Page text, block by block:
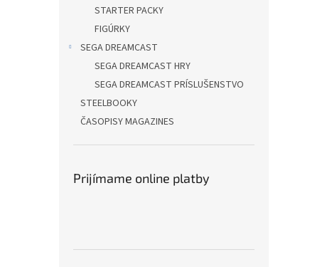
STARTER PACKY
FIGÚRKY
SEGA DREAMCAST
SEGA DREAMCAST HRY
SEGA DREAMCAST PRÍSLUŠENSTVO
STEELBOOKY
ČASOPISY MAGAZINES
Prijímame online platby